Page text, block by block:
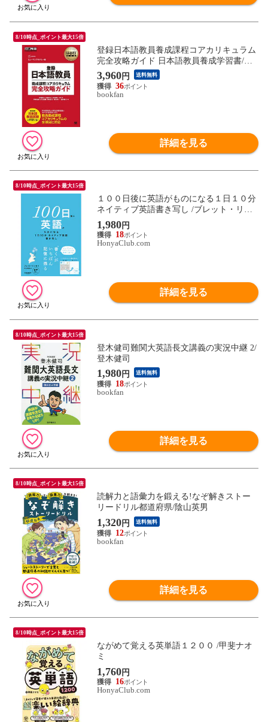
8/10時点_ポイント最大15倍
登録日本語教員養成課程コアカリキュラム
完全攻略ガイド 日本語教員養成学習書/ヒ
ューマンアカデミー/伊藤健人/・著志賀玲
子
3,960円 送料無料
36
bookfan
詳細を見る
8/10時点_ポイント最大15倍
１００日後に英語がものになる１日１０分
ネイティブ英語書き写し /ブレット・リン
ゼイ 井上麻衣
1,980円
18
HonyaClub.com
詳細を見る
8/10時点_ポイント最大15倍
登木健司難関大英語長文講義の実況中継 2/
登木健司
1,980円 送料無料
18
bookfan
詳細を見る
8/10時点_ポイント最大15倍
読解力と語彙力を鍛える!なぞ解きストー
リードリル都道府県/陰山英男
1,320円 送料無料
12
bookfan
詳細を見る
8/10時点_ポイント最大15倍
ながめて覚える英単語１２００ /甲斐ナオ
ミ
1,760円
16
HonyaClub.com